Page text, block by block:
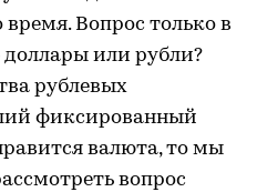
Вопрос только в
или рубли?
рублевых
фиксированный
валюта, то мы
вопрос